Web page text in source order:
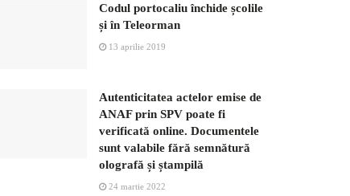
Codul portocaliu închide școlile
și în Teleorman
13 aprilie 2019
Autenticitatea actelor emise de
ANAF prin SPV poate fi
verificată online. Documentele
sunt valabile fără semnătură
olografă și ștampilă
24 martie 2022